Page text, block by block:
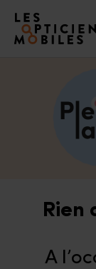
Accéder à
Rien
A